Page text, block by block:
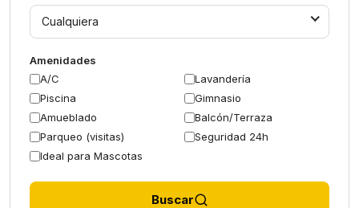
Cualquiera
Amenidades
A/C
Lavandería
Piscina
Gimnasio
Amueblado
Balcón/Terraza
Parqueo (visitas)
Seguridad 24h
Ideal para Mascotas
Buscar